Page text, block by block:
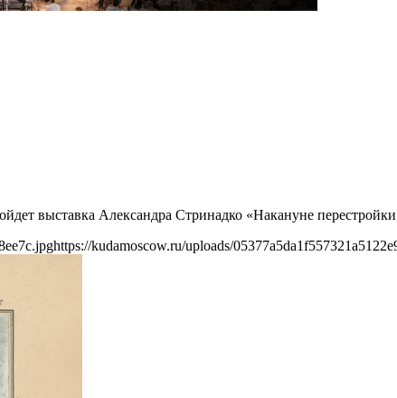
выставка Александра Стринадко «Накануне
https://kudamoscow.ru/uploads/